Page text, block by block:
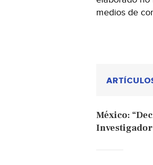
medios de
México:
Investigador